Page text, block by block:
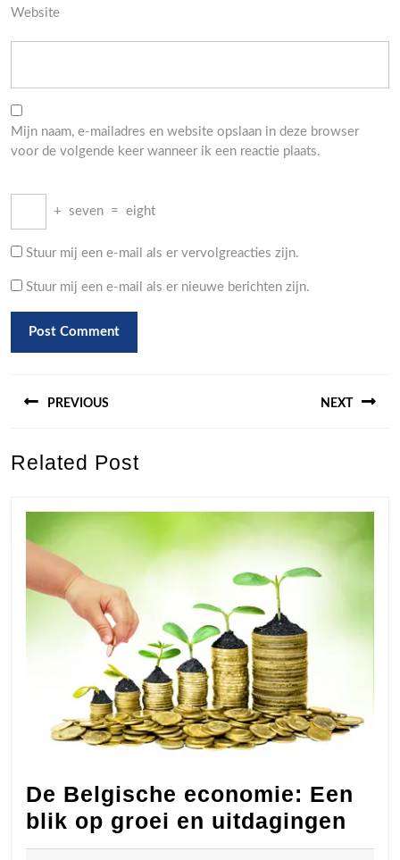
Website
Mijn naam, e-mailadres en website opslaan in deze browser
voor de volgende keer wanneer ik een reactie plaats.
+ seven = eight
Stuur mij een e-mail als er vervolgreacties zijn.
Stuur mij een e-mail als er nieuwe berichten zijn.
PREVIOUS
post:
NEXT
Related Post
De Belgische economie: Een
blik op groei en uitdagingen